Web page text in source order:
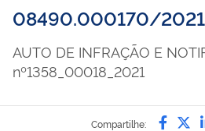
08490.000170/
AUTO DE INFRAÇÃO E
nº1358_00018_2021
Compartilhe: